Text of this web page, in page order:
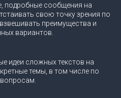
подробные сообщения на
свою точку зрения по
преимущества и
вариантов.
идеи сложных текстов на
темы, в том числе по